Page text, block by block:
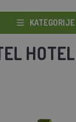
KATEGORIJE